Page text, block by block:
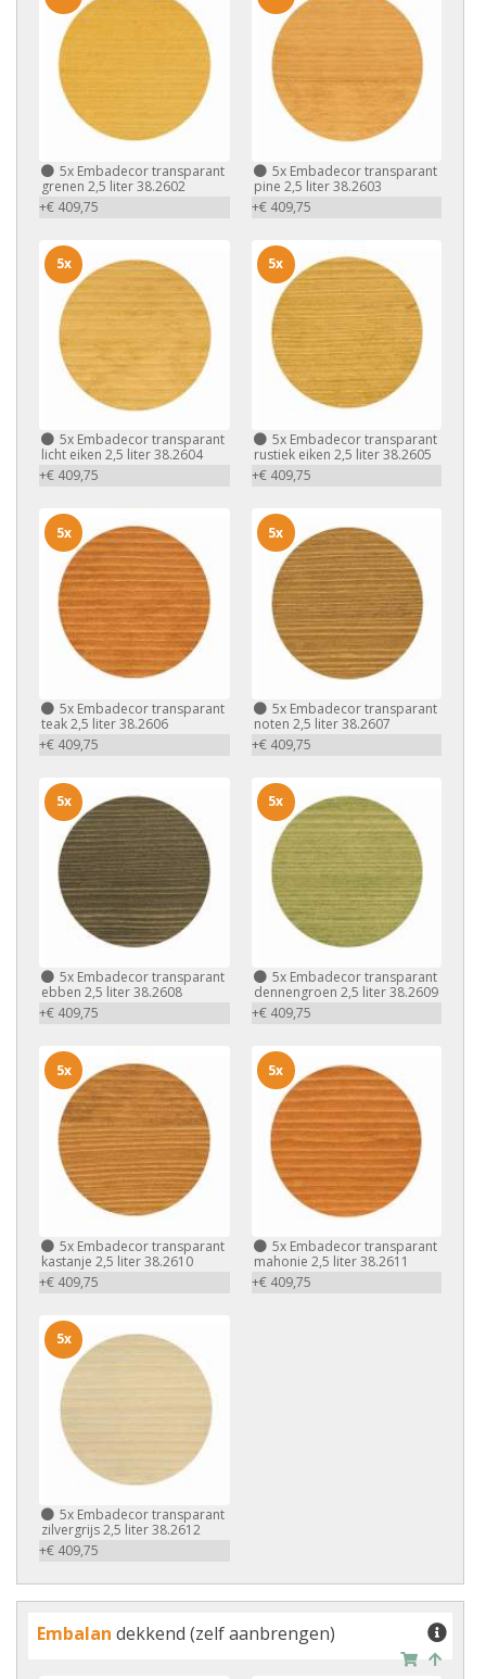
5x Embadecor transparant
grenen 2,5 liter 38.2602
+€ 409,75
5xEmbadecor transparant
pine 2,5 liter 38.2603
+€ 409,75
5x Embadecor transparant
licht eiken 2,5 liter 38.2604
+€ 409,75
5x
5xEmbadecor transparant
rustiek eiken 2,5 liter 38.2605
+€ 409,75
5x
5x Embadecor transparant
teak 2,5 liter 38.2606
+€ 409,75
5x
5xEmbadecor transparant
noten 2,5 liter 38.2607
+€ 409,75
5x
5x Embadecor transparant
ebben 2,5 liter 38.2608
+€ 409,75
5x
5xEmbadecor transparant
dennengroen 2,5 liter 38.2609
+€ 409,75
5x
5x Embadecor transparant
kastanje 2,5 liter 38.2610
+€ 409,75
5x
5xEmbadecor transparant
mahonie 2,5 liter 38.2611
+€ 409,75
5x
5x Embadecor transparant
zilvergrijs 2,5 liter 38.2612
+€ 409,75
5x
Embalan dekkend (zelf aanbrengen)